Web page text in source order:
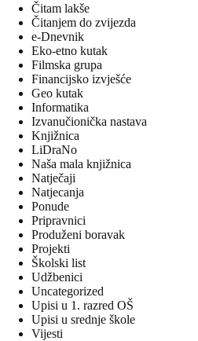
Čitam lakše
Čitanjem do zvijezda
e-Dnevnik
Eko-etno kutak
Filmska grupa
Financijsko izvješće
Geo kutak
Informatika
Izvanučionička nastava
Knjižnica
LiDraNo
Naša mala knjižnica
Natječaji
Natjecanja
Ponude
Pripravnici
Produženi boravak
Projekti
Školski list
Udžbenici
Uncategorized
Upisi u 1. razred OŠ
Upisi u srednje škole
Vijesti